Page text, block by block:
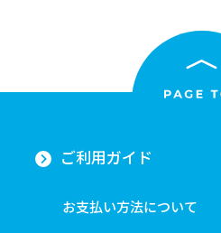
ご利用ガイド
お支払い方法について